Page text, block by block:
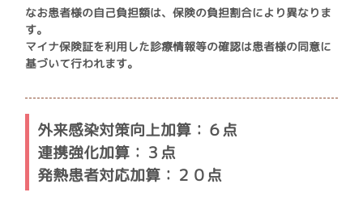
なお患者様の自己負担額は、保険の負担割合により異なりま
す。
マイナ保険証を利用した診療情報等の確認は患者様の同意に
基づいて行われます。
外来感染対策向上加算：６点
連携強化加算：３点
発熱患者対応加算：２０点